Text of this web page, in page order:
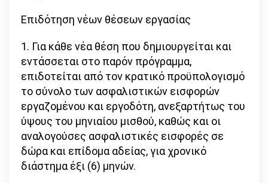
Επιδότηση νέων θέσεων εργασίας
1. Για κάθε νέα θέση που δημιουργείται και
εντάσσεται στο παρόν πρόγραμμα,
επιδοτείται από τον κρατικό προϋπολογισμό
το σύνολο των ασφαλιστικών εισφορών
εργαζομένου και εργοδότη, ανεξαρτήτως του
ύψους του μηνιαίου μισθού, καθώς και οι
αναλογούσες ασφαλιστικές εισφορές σε
δώρα και επίδομα αδείας, για χρονικό
διάστημα έξι (6) μηνών.